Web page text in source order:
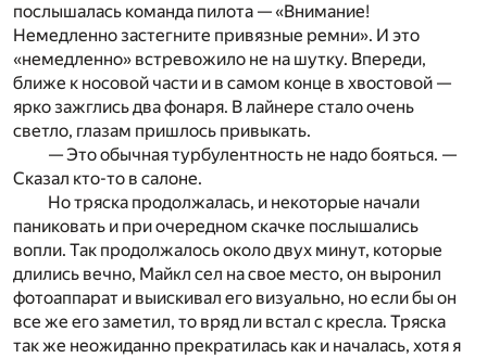
послышалась команда пилота — «Внимание!
Немедленно застегните привязные ремни». И это
«немедленно» встревожило не на шутку. Впереди,
ближе к носовой части и в самом конце в хвостовой —
ярко зажглись два фонаря. В лайнере стало очень
светло, глазам пришлось привыкать.
— Это обычная турбулентность не надо бояться. —
Сказал кто-то в салоне.
Но тряска продолжалась, и некоторые начали
паниковать и при очередном скачке послышались
вопли. Так продолжалось около двух минут, которые
длились вечно, Майкл сел на свое место, он выронил
фотоаппарат и выискивал его визуально, но если бы он
все же его заметил, то вряд ли встал с кресла. Тряска
так же неожиданно прекратилась как и началась, хотя я